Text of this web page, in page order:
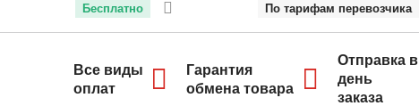
Бесплатно По тарифам перевозчика
Все виды
оплат
Гарантия
обмена товара
Отправка в
день
заказа